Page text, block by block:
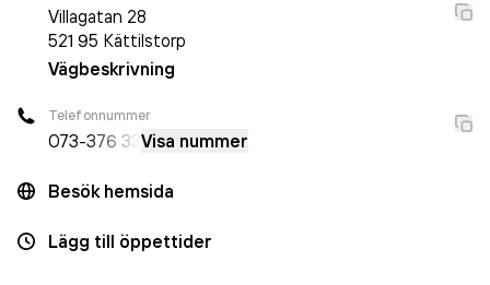
Villagatan 28
521 95 Kättilstorp
Vägbeskrivning
Telefonnummer
073-376 33 Visa nummer
Besök hemsida
Lägg till öppettider